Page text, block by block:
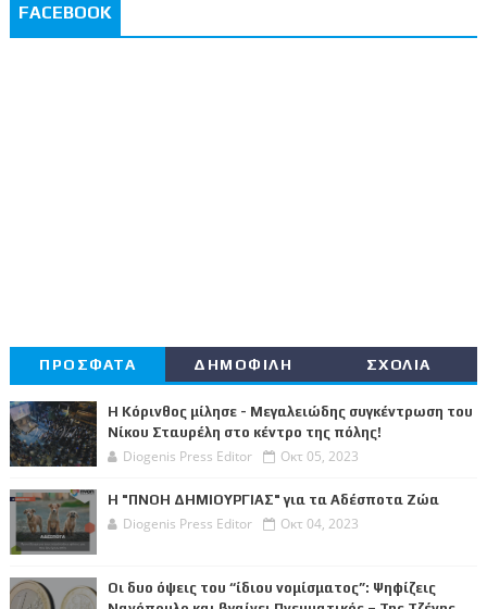
FACEBOOK
ΠΡΟΣΦΑΤΑ ΔΗΜΟΦΙΛΗ ΣΧΟΛΙΑ
Η Κόρινθος μίλησε - Μεγαλειώδης συγκέντρωση του
Νίκου Σταυρέλη στο κέντρο της πόλης!
Diogenis Press Editor Οκτ 05, 2023
Η "ΠΝΟΗ ΔΗΜΙΟΥΡΓΙΑΣ" για τα Αδέσποτα Ζώα
Diogenis Press Editor Οκτ 04, 2023
Οι δυο όψεις του “ίδιου νομίσματος”: Ψηφίζεις